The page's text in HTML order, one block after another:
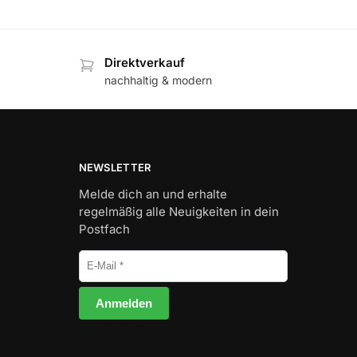
Direktverkauf
nachhaltig & modern
NEWSLETTER
Melde dich an und erhalte
regelmäßig alle Neuigkeiten in dein
Postfach